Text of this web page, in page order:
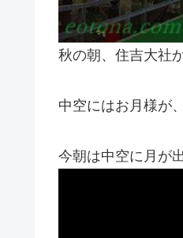
秋の朝、住吉大社
中空にはお月様が
今朝は中空に月が